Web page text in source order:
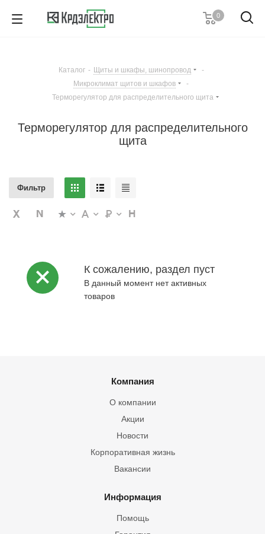
0
Заказать звонок
Каталог - Щиты и шкафы, шинопровод
-
Микроклимат щитов и шкафов
-
Терморегулятор для распределительного щита
Терморегулятор для распределительного
щита
Фильтр
К сожалению, раздел пуст
В данный момент нет активных
товаров
Компания
О компании
Акции
Новости
Корпоративная жизнь
Вакансии
Информация
Помощь